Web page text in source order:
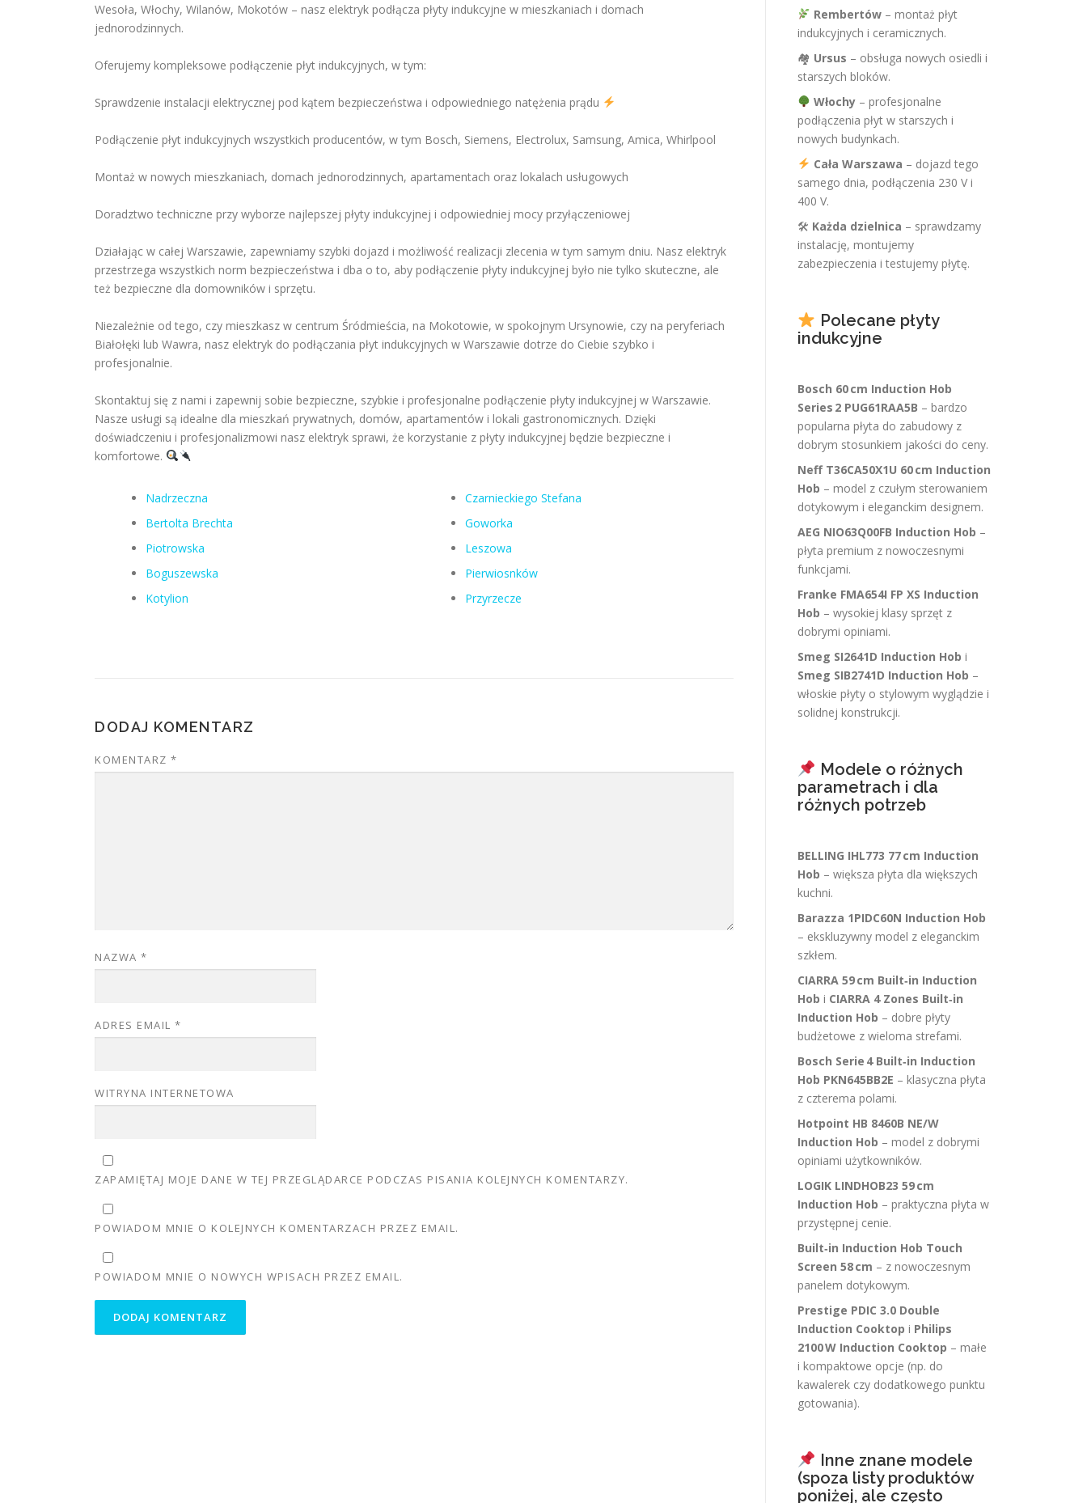
Wesoła, Włochy, Wilanów, Mokotów – nasz elektryk podłącza płyty indukcyjne w mieszkaniach i domach
jednorodzinnych.
Oferujemy kompleksowe podłączenie płyt indukcyjnych, w tym:
Sprawdzenie instalacji elektrycznej pod kątem bezpieczeństwa i odpowiedniego natężenia prądu
Podłączenie płyt indukcyjnych wszystkich producentów, w tym Bosch, Siemens, Electrolux, Samsung, Amica, Whirlpool
Montaż w nowych mieszkaniach, domach jednorodzinnych, apartamentach oraz lokalach usługowych
Doradztwo techniczne przy wyborze najlepszej płyty indukcyjnej i odpowiedniej mocy przyłączeniowej
Działając w całej Warszawie, zapewniamy szybki dojazd i możliwość realizacji zlecenia w tym samym dniu. Nasz elektryk
przestrzega wszystkich norm bezpieczeństwa i dba o to, aby podłączenie płyty indukcyjnej było nie tylko skuteczne, ale
też bezpieczne dla domowników i sprzętu.
Niezależnie od tego, czy mieszkasz w centrum Śródmieścia, na Mokotowie, w spokojnym Ursynowie, czy na peryferiach
Białołęki lub Wawra, nasz elektryk do podłączania płyt indukcyjnych w Warszawie dotrze do Ciebie szybko i
profesjonalnie.
Skontaktuj się z nami i zapewnij sobie bezpieczne, szybkie i profesjonalne podłączenie płyty indukcyjnej w Warszawie.
Nasze usługi są idealne dla mieszkań prywatnych, domów, apartamentów i lokali gastronomicznych. Dzięki
doświadczeniu i profesjonalizmowi nasz elektryk sprawi, że korzystanie z płyty indukcyjnej będzie bezpieczne i
komfortowe.
Nadrzeczna
Bertolta Brechta
Piotrowska
Boguszewska
Kotylion
Czarnieckiego Stefana
Goworka
Leszowa
Pierwiosnków
Przyrzecze
DODAJ KOMENTARZ
KOMENTARZ *
NAZWA *
ADRES EMAIL *
WITRYNA INTERNETOWA
ZAPAMIĘTAJ MOJE DANE W TEJ PRZEGLĄDARCE PODCZAS PISANIA KOLEJNYCH KOMENTARZY.
POWIADOM MNIE O KOLEJNYCH KOMENTARZACH PRZEZ EMAIL.
POWIADOM MNIE O NOWYCH WPISACH PRZEZ EMAIL.
Rembertów– montaż płyt
indukcyjnych i ceramicznych.
🏘 Ursus – obsługa nowych osiedli i
starszych bloków.
Włochy– profesjonalne
podłączenia płyt w starszych i
nowych budynkach.
Cała Warszawa – dojazd tego
samego dnia, podłączenia 230 V i
400 V.
🛠 Każda dzielnica – sprawdzamy
instalację, montujemy
zabezpieczenia i testujemy płytę.
Polecane płyty
indukcyjne
Bosch 60 cm Induction Hob
Series 2 PUG61RAA5B – bardzo
popularna płyta do zabudowy z
dobrym stosunkiem jakości do ceny.
Neff T36CA50X1U 60 cm Induction
Hob – model z czułym sterowaniem
dotykowym i eleganckim designem.
AEG NIO63Q00FB Induction Hob –
płyta premium z nowoczesnymi
funkcjami.
Franke FMA654I FP XS Induction
Hob – wysokiej klasy sprzęt z
dobrymi opiniami.
Smeg SI2641D Induction Hob i
Smeg SIB2741D Induction Hob –
włoskie płyty o stylowym wyglądzie i
solidnej konstrukcji.
Modele o różnych
parametrach i dla
różnych potrzeb
BELLING IHL773 77 cm Induction
Hob – większa płyta dla większych
kuchni.
Barazza 1PIDC60N Induction Hob
– ekskluzywny model z eleganckim
szkłem.
CIARRA 59 cm Built‑in Induction
Hob i CIARRA 4 Zones Built‑in
Induction Hob – dobre płyty
budżetowe z wieloma strefami.
Bosch Serie 4 Built‑in Induction
Hob PKN645BB2E – klasyczna płyta
z czterema polami.
Hotpoint HB 8460B NE/W
Induction Hob – model z dobrymi
opiniami użytkowników.
LOGIK LINDHOB23 59 cm
Induction Hob – praktyczna płyta w
przystępnej cenie.
Built‑in Induction Hob Touch
Screen 58 cm – z nowoczesnym
panelem dotykowym.
Prestige PDIC 3.0 Double
Induction Cooktop i Philips
2100 W Induction Cooktop – małe
i kompaktowe opcje (np. do
kawalerek czy dodatkowego punktu
gotowania).
Inne znane modele
(spoza listy produktów
poniżej, ale często